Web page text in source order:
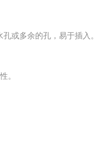
或多余的孔，易于插入。
。